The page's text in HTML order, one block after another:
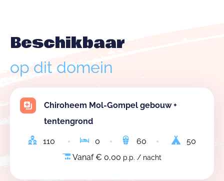
Beschikbaar
op dit domein
Chiroheem Mol-Gompel gebouw +
tentengrond
110 0 60
50
Vanaf € 0,00 p.p. / nacht